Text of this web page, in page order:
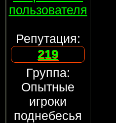
пользователя
Репутация:
219
Группа:
Опытные
игроки
поднебесья